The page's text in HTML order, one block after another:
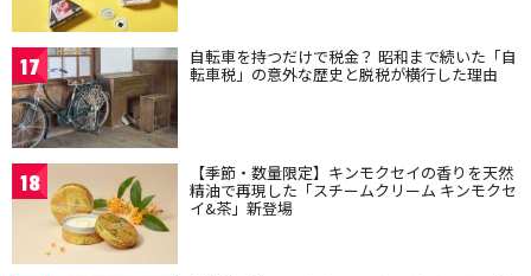
17 自転車を持つだけで税金？ 昭和まで続いた「自
転車税」の意外な歴史と脱税が横行した理由
18 【季節・数量限定】キンモクセイの香りを天然
精油で再現した「スチームクリーム キンモクセ
イ&茶」新登場